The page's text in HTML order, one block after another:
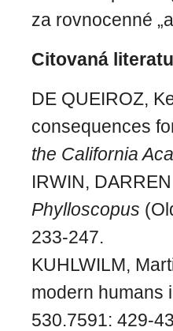
za rovnocenné
Citovaná
DE QUEIROZ,
consequences
the California
IRWIN,
Phylloscopus
233-247.
KUHLWILM,
modern humans
530.7591: 429-